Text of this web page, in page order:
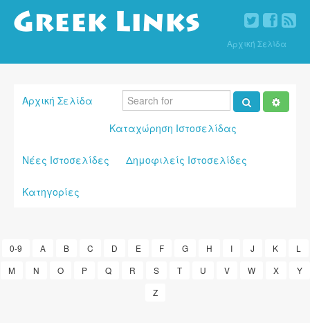
Αρχική Σελίδα
Αρχική Σελίδα
Καταχώρηση Ιστοσελίδας
Νέες Ιστοσελίδες Δημοφιλείς Ιστοσελίδες
Κατηγορίες
0-9 A B C D E F G H I J K
L
M
N O P Q R S T U V W X
Y
Z